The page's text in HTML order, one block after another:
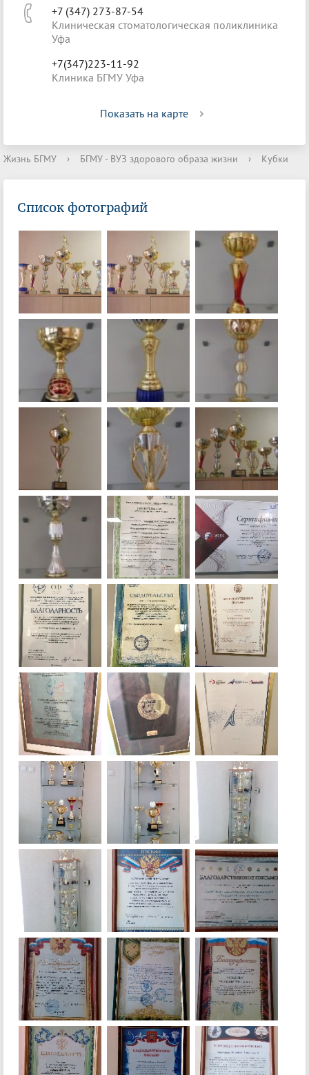
+7 (347) 273-87-54
Клиническая стоматологическая поликлиника
Уфа
+7(347)223-11-92
Клиника БГМУ Уфа
Показать на карте
Жизнь БГМУ › БГМУ - ВУЗ здорового образа жизни › Кубки
Список фотографий